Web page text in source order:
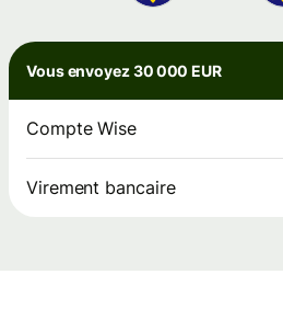
Vous envoyez 30 000 EUR
Compte Wise
Virement bancaire